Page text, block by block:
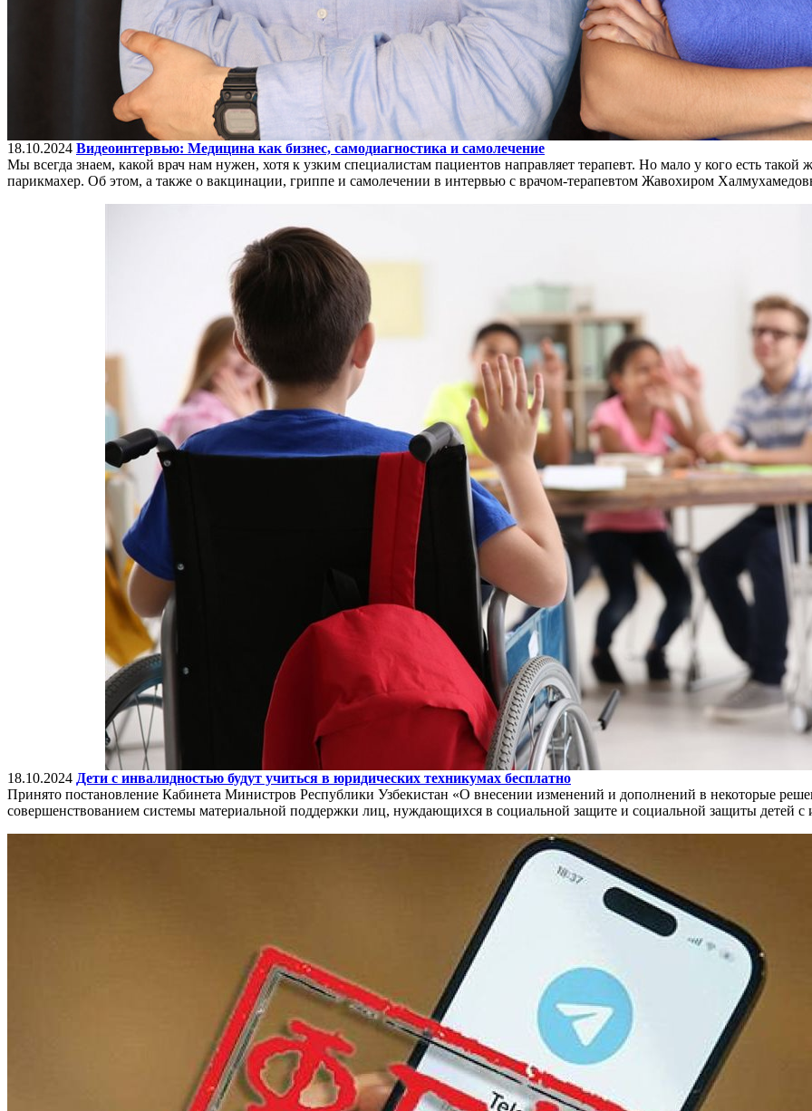
18.10.2024 Видеоинтервью: Медицина как бизнес, самодиагностика и самолечение
Мы всегда знаем, какой врач нам нужен, хотя к узким специалистам пациентов направляет терапевт. Но мало у кого есть такой
парикмахер. Об этом, а также о вакцинации, гриппе и самолечении в интервью с врачом-терапевтом Жавохиром
18.10.2024 Дети с инвалидностью будут учиться в юридических техникумах бесплатно
Принято постановление Кабинета Министров Республики Узбекистан «О внесении изменений и дополнений в некоторые
совершенствованием системы материальной поддержки лиц, нуждающихся в социальной защите и социальной защиты детей с